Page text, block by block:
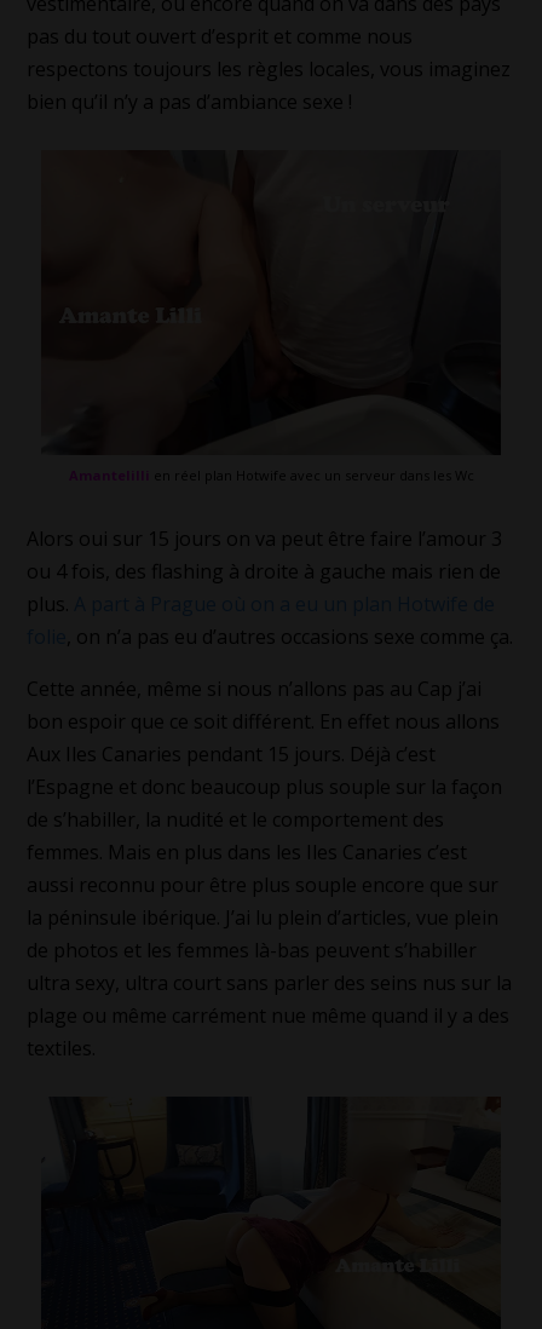
pas du tout ouvert d’esprit et comme nous
respectons toujours les règles locales, vous imaginez
bien qu’il n’y a pas d’ambiance sexe !
Amantelilli en réel plan Hotwife avec un serveur dans les Wc
Alors oui sur 15 jours on va peut être faire l’amour 3
ou 4 fois, des flashing à droite à gauche mais rien de
plus.
, on n’a pas eu d’autres occasions sexe comme ça.
Cette année, même si nous n’allons pas au Cap j’ai
bon espoir que ce soit différent. En effet nous allons
Aux Iles Canaries pendant 15 jours. Déjà c’est
l’Espagne et donc beaucoup plus souple sur la façon
de s’habiller, la nudité et le comportement des
femmes. Mais en plus dans les Iles Canaries c’est
aussi reconnu pour être plus souple encore que sur
la péninsule ibérique. J’ai lu plein d’articles, vue plein
de photos et les femmes là-bas peuvent s’habiller
ultra sexy, ultra court sans parler des seins nus sur la
plage ou même carrément nue même quand il y a des
textiles.